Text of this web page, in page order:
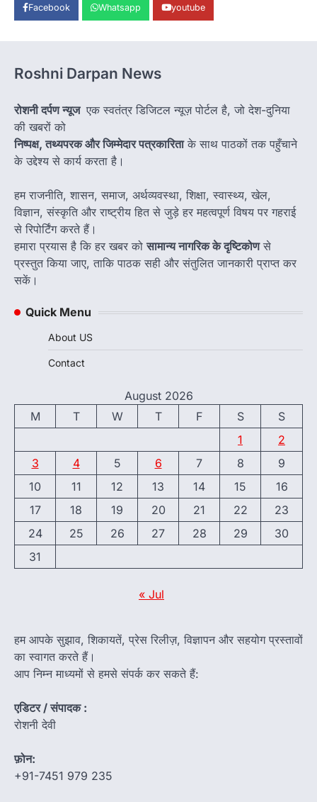
Facebook Whatsapp youtube
Roshni Darpan News
रोशनी दर्पण न्यूज एक स्वतंत्र डिजिटल न्यूज़ पोर्टल है, जो देश-दुनिया
की खबरों को
निष्पक्ष, तथ्यपरक और जिम्मेदार पत्रकारिताके साथ पाठकों तक पहुँचाने
के उद्देश्य से कार्य करता है।
हम राजनीति, शासन, समाज, अर्थव्यवस्था, शिक्षा, स्वास्थ्य, खेल,
विज्ञान, संस्कृति और राष्ट्रीय हित से जुड़े हर महत्वपूर्ण विषय पर गहराई
से रिपोर्टिंग करते हैं।
हमारा प्रयास है कि हर खबर कोसामान्य नागरिक के दृष्टिकोणसे
प्रस्तुत किया जाए, ताकि पाठक सही और संतुलित जानकारी प्राप्त कर
सकें।
Quick Menu
About US
Contact
August 2026
M
T W T F S
S
1
2
3
4 5 6 7 8
9
10
11 12 13 14 15
16
17
18 19 20 21 22
23
24
25 26 27 28 29
30
31
« Jul
हम आपके सुझाव, शिकायतें, प्रेस रिलीज़, विज्ञापन और सहयोग प्रस्तावों
का स्वागत करते हैं।
आप निम्न माध्यमों से हमसे संपर्क कर सकते हैं:
एडिटर / संपादक :
रोशनी देवी
फ़ोन:
+91-7451 979 235